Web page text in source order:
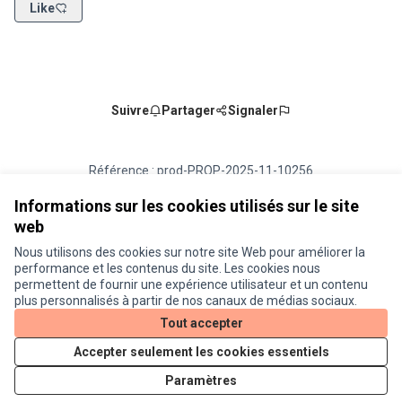
Informations sur les cookies utilisés sur le site
web
Nous utilisons des cookies sur notre site Web pour améliorer la
performance et les contenus du site. Les cookies nous
permettent de fournir une expérience utilisateur et un contenu
plus personnalisés à partir de nos canaux de médias sociaux.
Tout accepter
Accepter seulement les cookies essentiels
Paramètres
Like
Suivre Partager Signaler
Référence : prod-PROP-2025-11-10256
Vérifiez l'empreinte numérique
Conditions d'utilisation
Paramètres des cookies
Je participe ! sur X
(Lien externe)
Je participe ! sur Facebook
Je participe ! sur Instagram
Site réalisé grâce aulogiciel libre Decidim .
Licence
(Lien